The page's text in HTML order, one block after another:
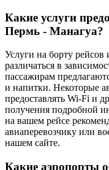
Какие услуги
Пермь - Манагуа?
Услуги на борту
различаться в
пассажирам
и напитки. Некоторые
предоставлять Wi-Fi и
получения подробной
на вашем рейсе
авиаперевозчику или
нашем сайте.
Какие аэропорты